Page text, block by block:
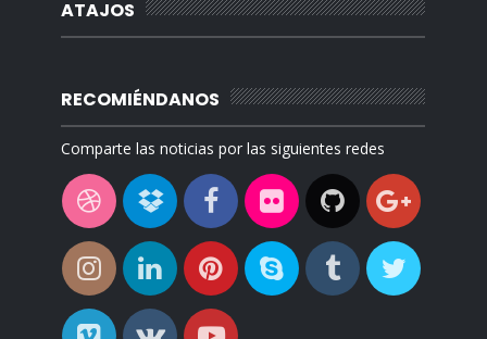
ATAJOS
RECOMIÉNDANOS
Comparte las noticias por las siguientes redes